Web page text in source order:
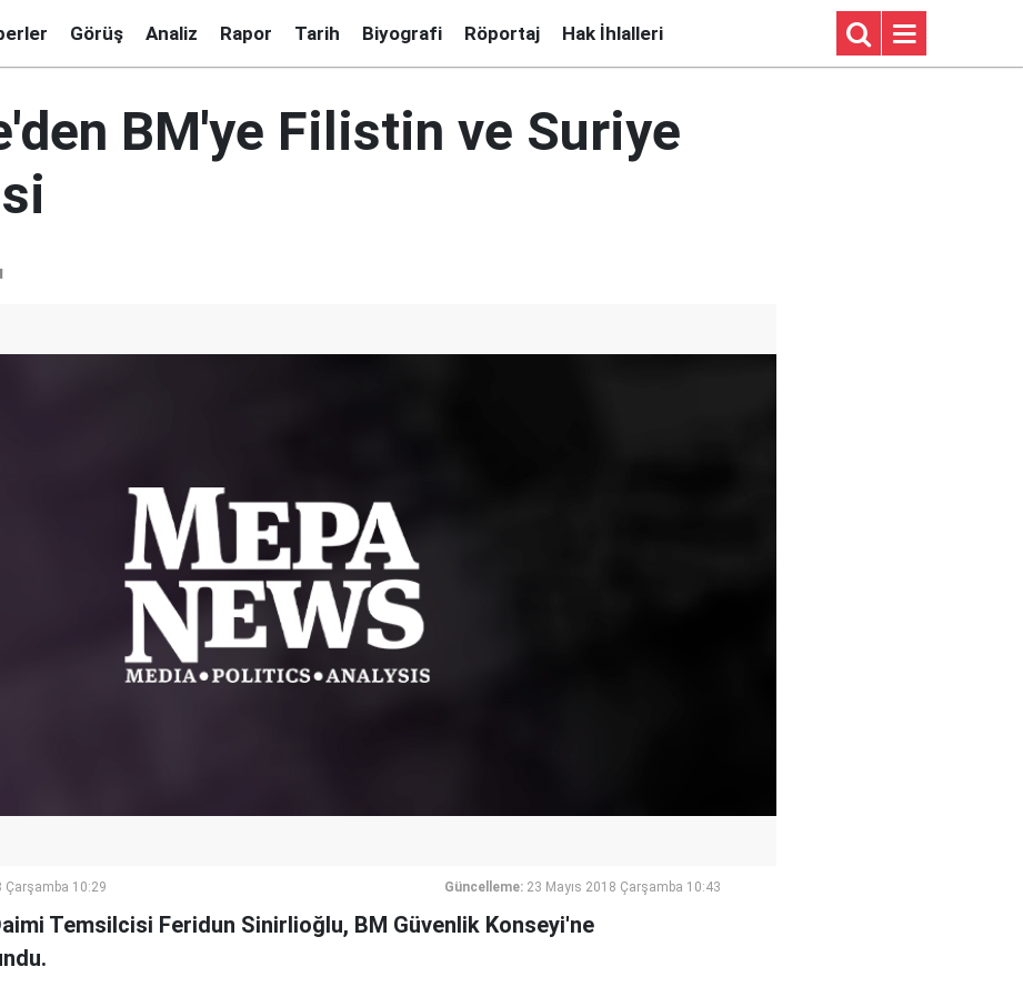
Görüş Analiz Rapor Tarih Biyografi Röportaj Hak İhlalleri
BM'ye Filistin ve Suriye
Çarşamba 10:29 Güncelleme: 23 Mayıs 2018 Çarşamba 10:43
Temsilcisi Feridun Sinirlioğlu, BM Güvenlik Konseyi'ne